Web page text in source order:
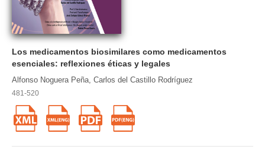
Los medicamentos biosimilares como medicamentos
esenciales: reflexiones éticas y legales
Alfonso Noguera Peña, Carlos del Castillo Rodríguez
481-520